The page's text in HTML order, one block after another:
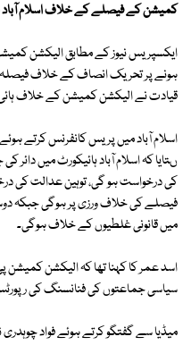
کمیشن کے فیصلے کے خلاف اسلام آباد
ایکسپریس نیوز کے مطابق الیکشن
ہونے پر تحریک انصاف کے خلاف
قیادت نے الیکشن کمیشن کے خلاف
اسلام آباد میں پریس کانفرنس کرتے
ںتایا کہ اسلام آباد ہائیکورٹ میں
کی درخواست ہو گی، توہین عدالت کی
فیصلے کی خلاف ورزی پر ہوگی جبکہ
میں قانونی غلطیوں کے خلاف ہوگی۔
اسد عمر کا کہنا تھا کہ الیکشن کمیشن
سیاسی جماعتوں کی فنانسنگ کی
میڈیا سے گفتگو کرتے ہوئے فواد